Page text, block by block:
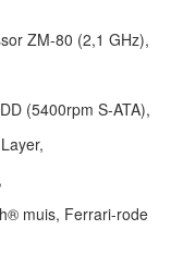
ZM-80 (2,1 GHz),
(5400rpm S-ATA),
muis, Ferrari-rode